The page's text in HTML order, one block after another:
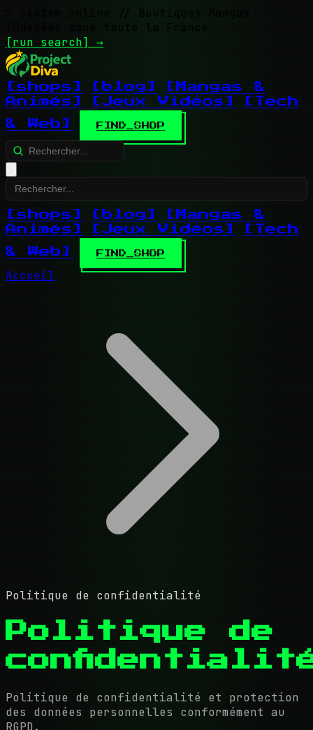
// Boutiques Mangas
indexées dans toute la France
[run search] →
[shops] [blog]
[Mangas &
Animés]
[Jeux Vidéos]
[Tech
& Web]
FIND_SHOP
[shops] [blog]
[Mangas &
Animés]
[Jeux Vidéos]
[Tech
& Web]
FIND_SHOP
Accueil
Politique de confidentialité
Politique de
Politique de confidentialité et protection
des données personnelles conformément au
RGPD.